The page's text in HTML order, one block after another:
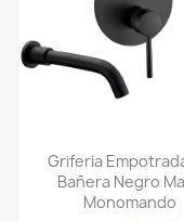
Griferia
Bañera Negro
Monomando